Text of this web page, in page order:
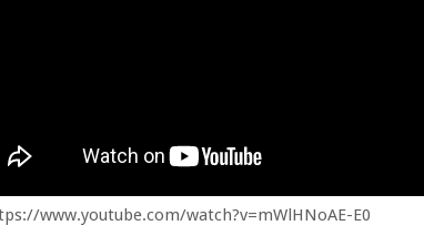
www.youtube.com/watch?v=mWlHNoAE-E0